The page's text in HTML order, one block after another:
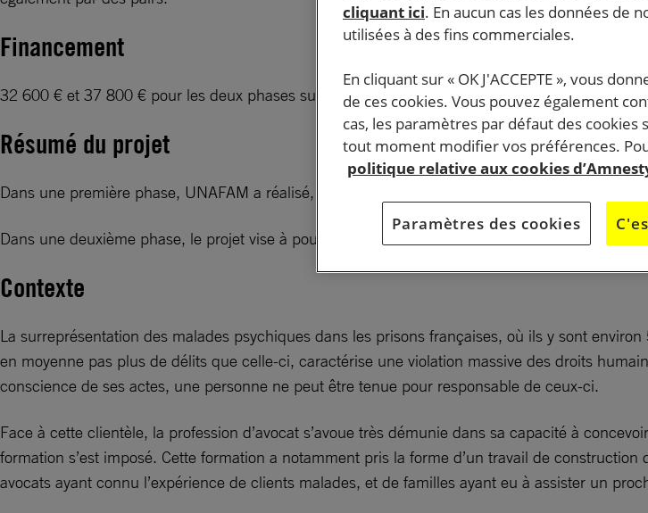
Financement
32 600 € et 37 800 € pour les deux phases successives soit au total 70 400 €
Résumé du projet
Dans une première phase, UNAFAM a réalisé, à l’intention de avocats, un kit de fiches d’ Aide
Dans une deuxième phase, le projet vise à poursuivre l’enrichissement de ce kit.
Contexte
La surreprésentation des malades psychiques dans les prisons françaises, où ils y sont
en moyenne pas plus de délits que celle-ci, caractérise une violation massive des droits
conscience de ses actes, une personne ne peut être tenue pour responsable de ceux-ci.
Face à cette clientèle, la profession d’avocat s’avoue très démunie dans sa capacité à
formation s’est imposé. Cette formation a notamment pris la forme d’un travail de
avocats ayant connu l’expérience de clients malades, et de familles ayant eu à assister un
cliquant ici. En aucun cas les données de
utilisées à des fins commerciales.
En cliquant sur « OK J'ACCEPTE », vous
de ces cookies. Vous pouvez également
cas, les paramètres par défaut des cookies
tout moment modifier vos préférences.
politique relative aux cookies
Paramètres des cookies